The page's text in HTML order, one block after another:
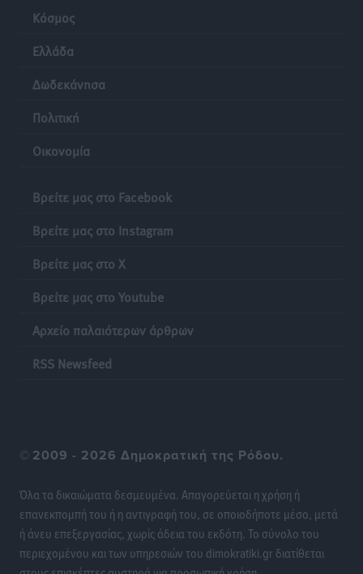
Κόσμος
Ελλάδα
Δωδεκάνησα
Πολιτική
Οικονομία
Βρείτε μας στο Facebook
Βρείτε μας στο Instagram
Βρείτε μας στο X
Βρείτε μας στο Youtube
Αρχείο παλαιότερων άρθρων
RSS Newsfeed
© 2009 - 2026 Δημοκρατική της Ρόδου.
Όλα τα δικαιώματα δεσμευμένα. Απαγορεύεται η χρήση ή
επανεκπομπή του ή η αντιγραφή του, σε οποιοδήποτε μέσο, μετά
ή άνευ επεξεργασίας, χωρίς άδεια του εκδότη. Το σύνολο του
περιεχομένου και των υπηρεσιών του dimokratiki.gr διατίθεται